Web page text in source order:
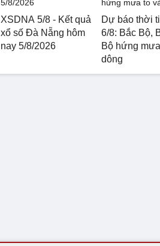
XSDNA 5/8 - Kết quả
xổ số Đà Nẵng hôm
nay 5/8/2026
Dự báo thời
6/8: Bắc Bộ,
Bộ hứng
dông